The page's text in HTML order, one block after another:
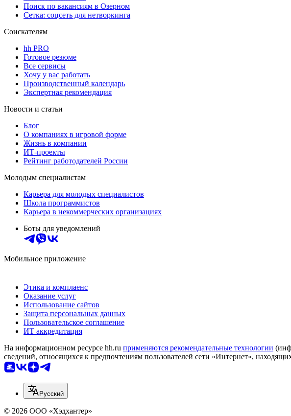
Поиск по вакансиям в Озерном
Сетка: соцсеть для нетворкинга
Соискателям
hh PRO
Готовое резюме
Все сервисы
Хочу у вас работать
Производственный календарь
Экспертная рекомендация
Новости и статьи
Блог
О компаниях в игровой форме
Жизнь в компании
ИТ-проекты
Рейтинг работодателей России
Молодым специалистам
Карьера для молодых специалистов
Школа программистов
Карьера в некоммерческих организациях
Боты для уведомлений
Мобильное приложение
Этика и комплаенс
Оказание услуг
Использование сайтов
Защита персональных данных
Пользовательское соглашение
ИТ аккредитация
На информационном ресурсе hh.ru применяются рекомендательные технологии
сведений, относящихся к предпочтениям пользователей сети «Интернет»,
Русский
© 2026 ООО «Хэдхантер»